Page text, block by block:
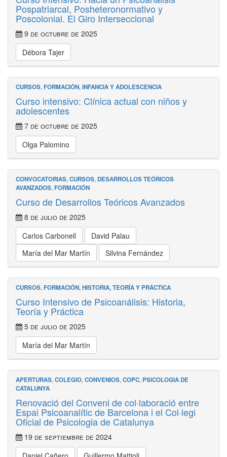
Pospatriarcal, Posheteronormativo y
Poscolonial. El Giro Interseccional
9 de octubre de 2025
Débora Tajer
CURSOS, FORMACIÓN, INFANCIA Y ADOLESCENCIA
Curso intensivo: Clínica actual con niños y
adolescentes
7 de octubre de 2025
Olga Palomino
CONVOCATORIAS, CURSOS, DESARROLLOS TEÓRICOS
AVANZADOS, FORMACIÓN
Curso de Desarrollos Teóricos Avanzados
8 de julio de 2025
Carlos Carbonell
David Palau
María del Mar Martín
Silvina Fernández
CURSOS, FORMACIÓN, HISTORIA, TEORÍA Y PRÁCTICA
Curso Intensivo de Psicoanálisis: Historia,
Teoría y Práctica
5 de julio de 2025
María del Mar Martín
APERTURAS, COLEGIO, CONVENIOS, COPC, PSICOLOGIA DE
CATALUNYA
Renovació del Conveni de col·laboració entre
Espai Psicoanalític de Barcelona i el Col·legi
Oficial de Psicologia de Catalunya
19 de septiembre de 2024